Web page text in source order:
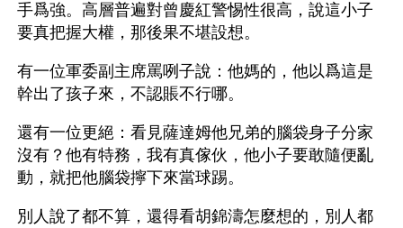
手爲強。高層普遍對曾慶紅警惕性很高，說這小子
要真把握大權，那後果不堪設想。
有一位軍委副主席罵咧子說：他媽的，他以爲這是
幹出了孩子來，不認賬不行哪。
還有一位更絕：看見薩達姆他兄弟的腦袋身子分家
沒有？他有特務，我有真傢伙，他小子要敢隨便亂
動，就把他腦袋擰下來當球踢。
別人說了都不算，還得看胡錦濤怎麼想的，別人都